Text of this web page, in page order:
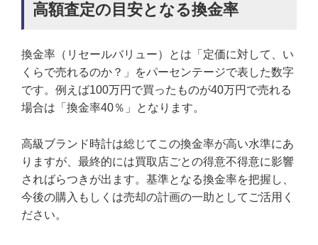
高額査定の目安となる換金率
換金率（リセールバリュー）とは「定価に対して、い
くらで売れるのか？」をパーセンテージで表した数字
です。例えば100万円で買ったものが40万円で売れる
場合は「換金率40％」となります。
高級ブランド時計は総じてこの換金率が高い水準にあ
りますが、最終的には買取店ごとの得意不得意に影響
さればらつきが出ます。基準となる換金率を把握し、
今後の購入もしくは売却の計画の一助としてご活用く
ださい。